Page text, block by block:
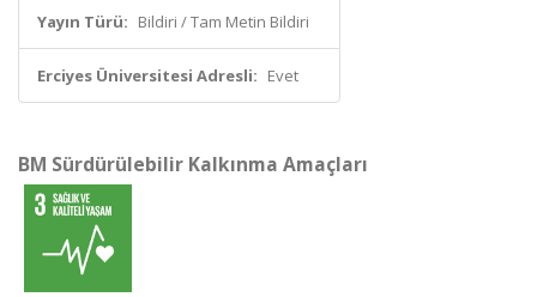
Yayın Türü: Bildiri / Tam Metin Bildiri
Erciyes Üniversitesi Adresli: Evet
BM Sürdürülebilir Kalkınma Amaçları